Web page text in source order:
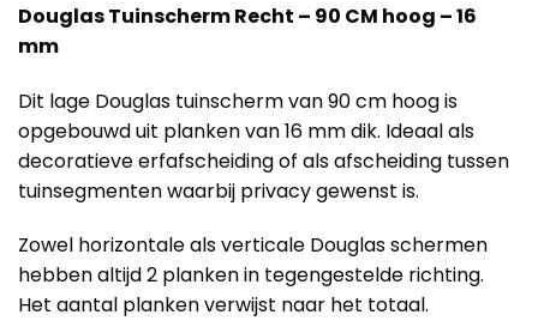
Douglas Tuinscherm Recht – 90 CM hoog – 16
mm
Dit lage Douglas tuinscherm van 90 cm hoog is
opgebouwd uit planken van 16 mm dik. Ideaal als
decoratieve erfafscheiding of als afscheiding tussen
tuinsegmenten waarbij privacy gewenst is.
Zowel horizontale als verticale Douglas schermen
hebben altijd 2 planken in tegengestelde richting.
Het aantal planken verwijst naar het totaal.